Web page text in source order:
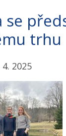
se
trhu
2025